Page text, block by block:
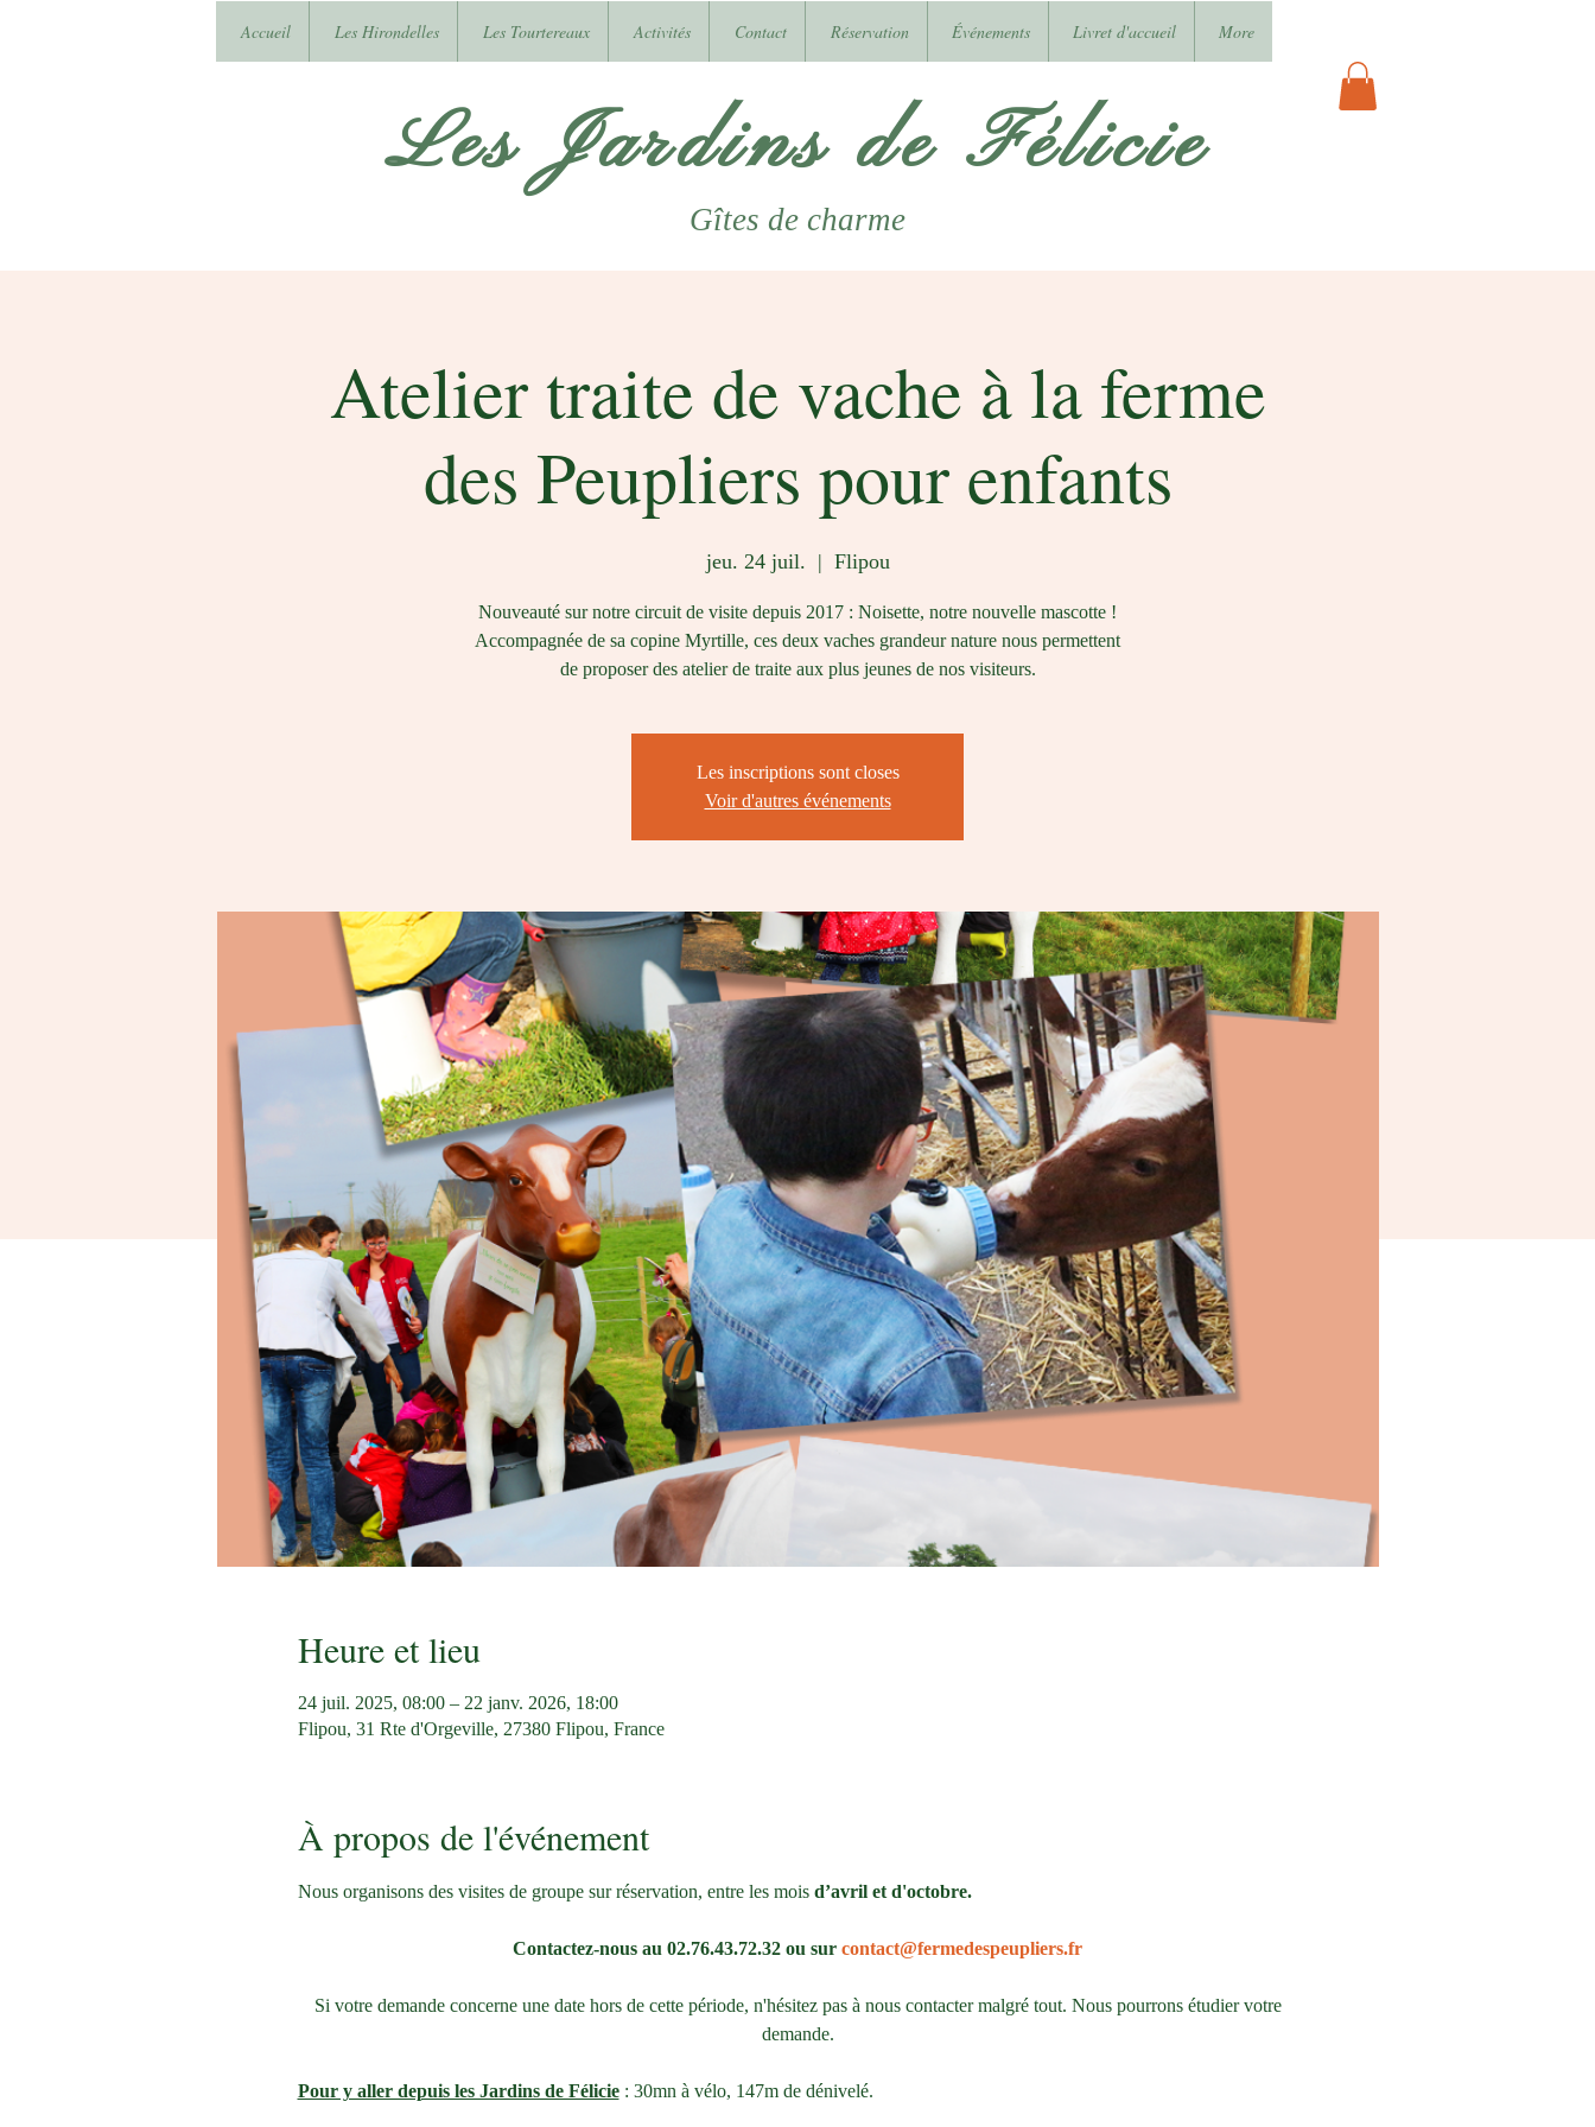
Accueil Les Hirondelles Les Tourtereaux Activités Contact Réservation Événements Livret d'accueil More
Les Jardins de Félicie
Gîtes de charme
Atelier traite de vache à la ferme
des Peupliers pour enfants
jeu. 24 juil.
  |
Flipou
Nouveauté sur notre circuit de visite depuis 2017 : Noisette, notre nouvelle mascotte !
Accompagnée de sa copine Myrtille, ces deux vaches grandeur nature nous permettent
de proposer des atelier de traite aux plus jeunes de nos visiteurs.
Les inscriptions sont closes
Voir d'autres événements
Heure et lieu
24 juil. 2025, 08:00 – 22 janv. 2026, 18:00
Flipou, 31 Rte d'Orgeville, 27380 Flipou, France
À propos de l'événement
Nous organisons des visites de groupe sur réservation, entre les mois d’avril et d'octobre.
Contactez-nous au 02.76.43.72.32 ou sur contact@fermedespeupliers.fr
Si votre demande concerne une date hors de cette période, n'hésitez pas à nous contacter malgré tout. Nous pourrons étudier votre
demande.
Pour y aller depuis les Jardins de Félicie : 30mn à vélo, 147m de dénivelé.